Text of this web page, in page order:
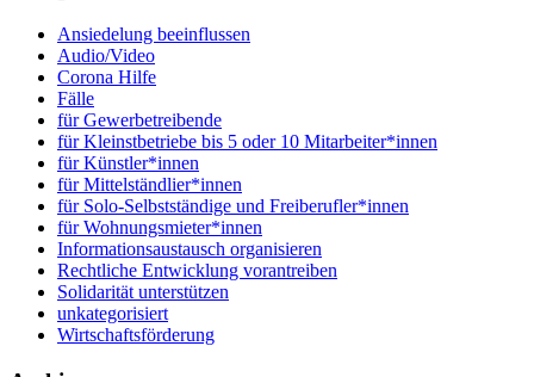
Ansiedelung beeinflussen
Audio/Video
Corona Hilfe
Fälle
für Gewerbetreibende
für Kleinstbetriebe bis 5 oder 10 Mitarbeiter*innen
für Künstler*innen
für Mittelständlier*innen
für Solo-Selbstständige und Freiberufler*innen
für Wohnungsmieter*innen
Informationsaustausch organisieren
Rechtliche Entwicklung vorantreiben
Solidarität unterstützen
unkategorisiert
Wirtschaftsförderung